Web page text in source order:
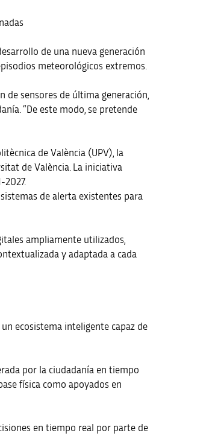
de una nueva generación
meteorológicos extremos.
de sensores de última generación,
“De este modo, se pretende
de València (UPV), la
de València. La iniciativa
2027.
de alerta existentes para
ampliamente utilizados,
y adaptada a cada
ecosistema inteligente capaz de
por la ciudadanía en tiempo
física como apoyados en
en tiempo real por parte de